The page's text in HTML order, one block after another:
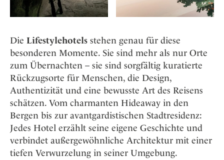
Die Lifestylehotels stehen genau für diese
besonderen Momente. Sie sind mehr als nur Orte
zum Übernachten – sie sind sorgfältig kuratierte
Rückzugsorte für Menschen, die Design,
Authentizität und eine bewusste Art des Reisens
schätzen. Vom charmanten Hideaway in den
Bergen bis zur avantgardistischen Stadtresidenz:
Jedes Hotel erzählt seine eigene Geschichte und
verbindet außergewöhnliche Architektur mit einer
tiefen Verwurzelung in seiner Umgebung.